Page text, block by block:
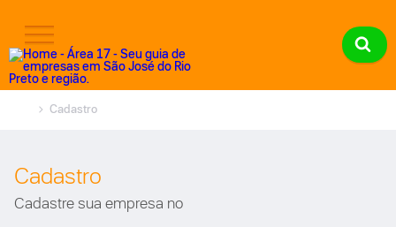
Cadastro
Cadastro
Cadastre sua empresa no